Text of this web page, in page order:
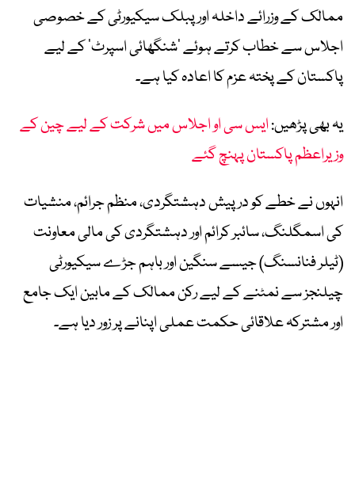
ممالک کے وزرائے داخلہ اور پبلک سیکیورٹی کے خصوصی
اجلاس سے خطاب کرتے ہوئے ’شنگھائی اسپرٹ‘ کے لیے
پاکستان کے پختہ عزم کا اعادہ کیا ہے۔
یہ بھی پڑھیں:ایس سی او اجلاس میں شرکت کے لیے چین کے
وزیراعظم پاکستان پہنچ گئے
انہوں نے خطے کو درپیش دہشتگردی، منظم جرائم، منشیات
کی اسمگلنگ، سائبر کرائم اور دہشتگردی کی مالی معاونت
(ٹیلر فنانسنگ) جیسے سنگین اور باہم جڑے سیکیورٹی
چیلنجز سے نمٹنے کے لیے رکن ممالک کے مابین ایک جامع
اور مشترکہ علاقائی حکمت عملی اپنانے پر زور دیا ہے۔